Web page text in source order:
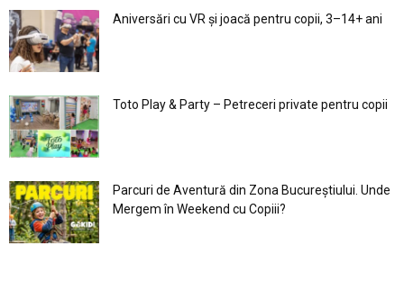
Aniversări cu VR și joacă pentru copii, 3–14+ ani
Toto Play & Party – Petreceri private pentru copii
Parcuri de Aventură din Zona Bucureştiului. Unde
Mergem în Weekend cu Copiii?